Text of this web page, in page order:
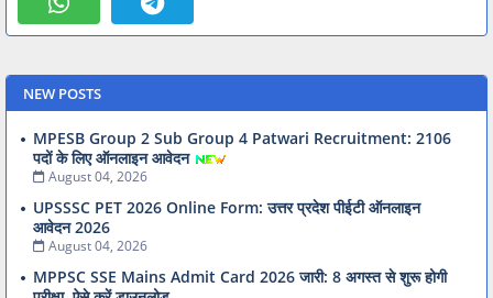
NEW POSTS
MPESB Group 2 Sub Group 4 Patwari Recruitment: 2106
पदों के लिए ऑनलाइन आवेदन
August 04, 2026
UPSSSC PET 2026 Online Form: उत्तर प्रदेश पीईटी ऑनलाइन
आवेदन 2026
August 04, 2026
MPPSC SSE Mains Admit Card 2026 जारी: 8 अगस्त से शुरू होगी